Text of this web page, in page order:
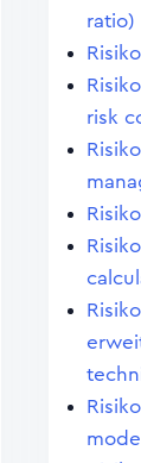
ratio)
risk